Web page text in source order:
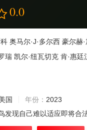
0.0
奥马尔·J·多尔西 豪尔赫
瑞 凯尔·纽瓦切克 肯·惠廷
国 年份： 2023
发现自己难以适应即将合